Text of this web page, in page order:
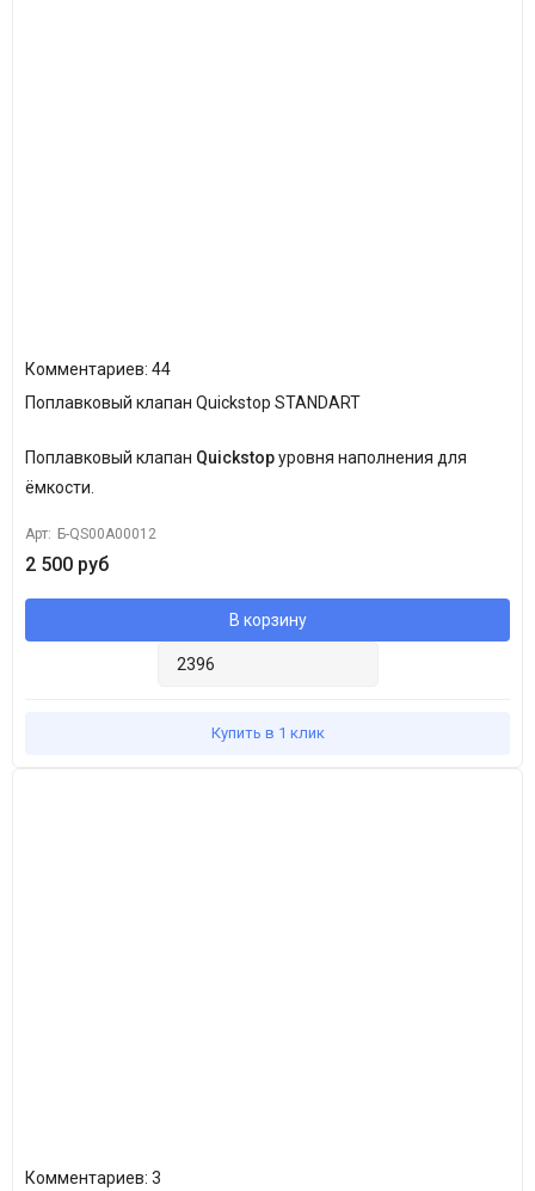
Комментариев: 44
Поплавковый клапан Quickstop STANDART
Поплавковый клапан Quickstopуровня наполнения для
ёмкости.
Арт: Б-QS00A00012
2 500 руб
В корзину
Купить в 1 клик
Комментариев: 3